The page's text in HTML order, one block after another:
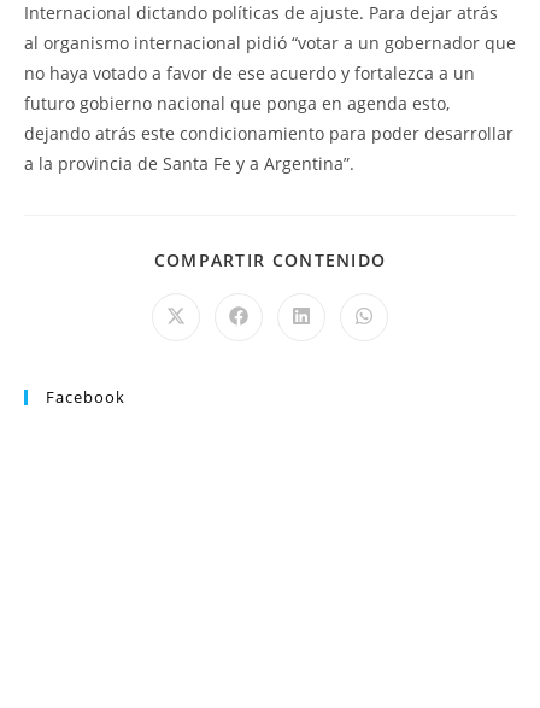
Internacional dictando políticas de ajuste. Para dejar atrás
al organismo internacional pidió “votar a un gobernador que
no haya votado a favor de ese acuerdo y fortalezca a un
futuro gobierno nacional que ponga en agenda esto,
dejando atrás este condicionamiento para poder desarrollar
a la provincia de Santa Fe y a Argentina”.
COMPARTIR CONTENIDO
Facebook